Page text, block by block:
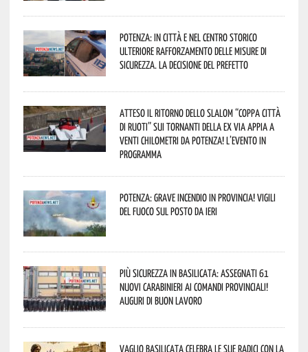
Potenza: in città e nel centro storico
ulteriore rafforzamento delle misure di
sicurezza. La decisione del Prefetto
Atteso il ritorno dello slalom “Coppa Città
di Ruoti” sui tornanti della ex via Appia a
venti chilometri da Potenza! L’evento in
programma
Potenza: grave incendio in Provincia! Vigili
del fuoco sul posto da ieri
Più sicurezza in Basilicata: assegnati 61
nuovi Carabinieri ai Comandi provinciali!
Auguri di buon lavoro
Vaglio Basilicata celebra le sue radici con la